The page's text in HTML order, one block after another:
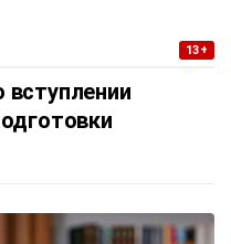
13+